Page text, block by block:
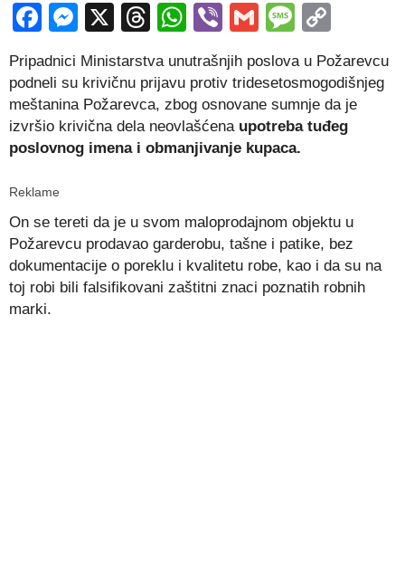
Facebook
Messenger
X Threads
WhatsApp
ViberGmail
Link
Pripadnici Ministarstva unutrašnjih poslova u Požarevcu
podneli su krivičnu prijavu protiv tridesetosmogodišnjeg
meštanina Požarevca, zbog osnovane sumnje da je
izvršio krivična dela neovlašćena upotreba tuđeg
poslovnog imena i obmanjivanje kupaca.
Reklame
On se tereti da je u svom maloprodajnom objektu u
Požarevcu prodavao garderobu, tašne i patike, bez
dokumentacije o poreklu i kvalitetu robe, kao i da su na
toj robi bili falsifikovani zaštitni znaci poznatih robnih
marki.